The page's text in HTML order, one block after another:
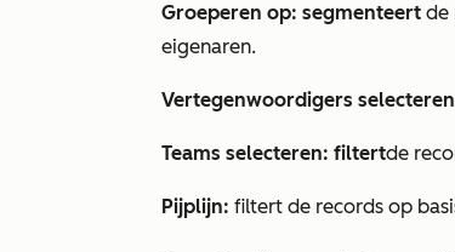
Groeperen op: segmenteert de
eigenaren.
Vertegenwoordigers
Teams selecteren: filtertde
Pijplijn: filtert de records op